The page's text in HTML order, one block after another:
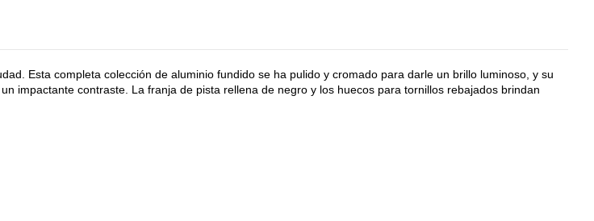
Esta completa colección de aluminio fundido se ha pulido y cromado para darle un brillo luminoso, y su
impactante contraste. La franja de pista rellena de negro y los huecos para tornillos rebajados brindan